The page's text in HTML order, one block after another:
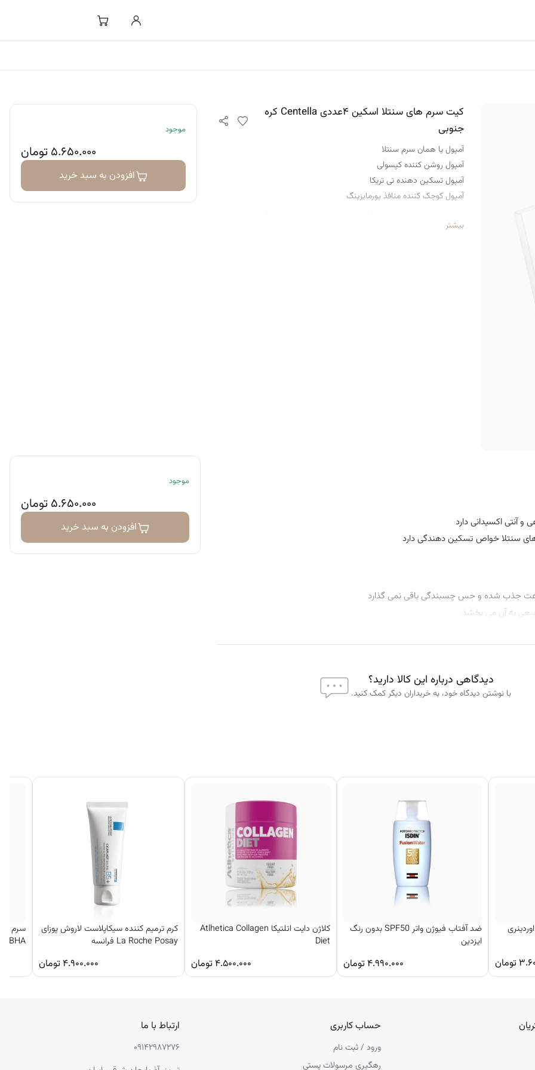
کیت سرم های سنتلا اسکین ۴عددی Centella کره
جنوبی
آمپول یا همان سرم سنتلا
آمپول روشن‌ کننده کپسولی
آمپول تسکین‌ دهنده تی‌ تریکا
آمپول کوچک کننده منافذ پورمایزینگ
آن می‌باشد. این آمپول ‌ها به‌ طور ویژه برای انواع پوست طراحی شده ‌اند و به
بیشتر
موجود
۵.۶۵۰.۰۰۰تومان
افزودن به سبد خرید
می‌ کند
تأمین می‌ کند
یکنواخت روی پوست صورت و گردن بمالید و اجازه دهید جذب شود. بسته به نوع نیاز
دیدگاهی درباره این کالا دارید؟
با نوشتن دیدگاه خود، به خریداران دیگر کمک کنید.
موجود
۵.۶۵۰.۰۰۰تومان
افزودن به سبد خرید
تومان
ضد آفتاب فیوژن واتر SPF50 بدون رنگ
ایزدین
۴.۹۹۰.۰۰۰ تومان
کلاژن دایت اتلتیکا Atlhetica Collagen
Diet
۴.۵۰۰.۰۰۰ تومان
کرم ترمیم کننده سیکاپلاست لاروش پوزای
La Roche Posay فرانسه
۴.۹۰۰.۰۰۰ تومان
BHA اوردینری
حساب کاربری
ورود / ثبت نام
رهگیری مرسولات پستی
ارتباط با ما
۰۹۱۴۲۹۸۷۲۷۶